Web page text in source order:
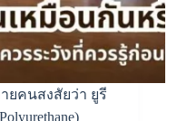
นสงสัยว่า ยูรี